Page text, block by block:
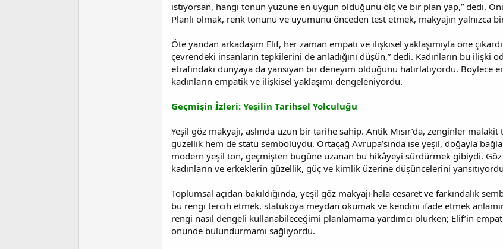
istiyorsan, hangi tonun yüzüne en uygun olduğunu ölç ve bir plan yap,” dedi.
Planlı olmak, renk tonunu ve uyumunu önceden test etmek, makyajın yalnızca
Öte yandan arkadaşım Elif, her zaman empati ve ilişkisel yaklaşımıyla öne
çevrendeki insanların tepkilerini de anladığını düşün,” dedi. Kadınların bu ilişki
etrafındaki dünyaya da yansıyan bir deneyim olduğunu hatırlatıyordu. Böylece
kadınların empatik ve ilişkisel yaklaşımı dengeleniyordu.
Geçmişin İzleri: Yeşilin Tarihsel Yolculuğu
Yeşil göz makyajı, aslında uzun bir tarihe sahip. Antik Mısır’da, zenginler
güzellik hem de statü sembolüydü. Ortaçağ Avrupa’sında ise yeşil, doğayla
modern yeşil ton, geçmişten bugüne uzanan bu hikâyeyi sürdürmek gibiydi.
kadınların ve erkeklerin güzellik, güç ve kimlik üzerine düşüncelerini
Toplumsal açıdan bakıldığında, yeşil göz makyajı hala cesaret ve farkındalık
bu rengi tercih etmek, statükoya meydan okumak ve kendini ifade etmek
rengi nasıl dengeli kullanabileceğimi planlamama yardımcı olurken; Elif’in
önünde bulundurmamı sağlıyordu.